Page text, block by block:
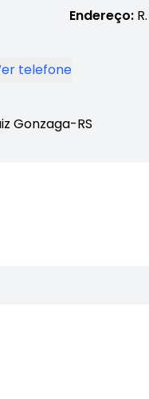
Endereço:
telefone
Gonzaga-RS